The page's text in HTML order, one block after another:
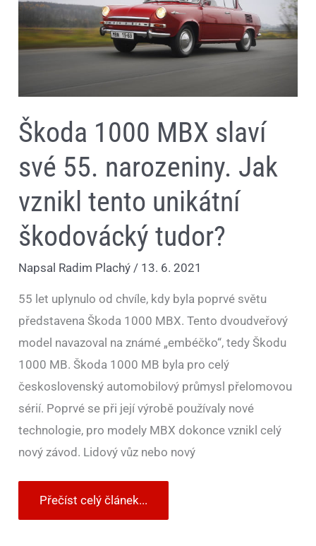
Škoda 1000 MBX slaví
své 55. narozeniny. Jak
vznikl tento unikátní
škodovácký tudor?
Napsal Radim Plachý / 13. 6. 2021
55 let uplynulo od chvíle, kdy byla poprvé světu
představena Škoda 1000 MBX. Tento dvoudveřový
model navazoval na známé „embéčko“, tedy Škodu
1000 MB. Škoda 1000 MB byla pro celý
československý automobilový průmysl přelomovou
sérií. Poprvé se při její výrobě používaly nové
technologie, pro modely MBX dokonce vznikl celý
nový závod. Lidový vůz nebo nový
vznikl
tento
unikátní
škodovácký
Přečíst celý článek...